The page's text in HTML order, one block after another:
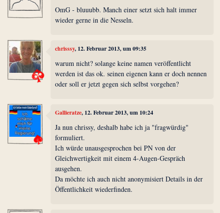
OmG - bluuubb. Manch einer setzt sich halt immer
wieder gerne in die Nesseln.
chrisssy, 12. Februar 2013, um 09:35
warum nicht? solange keine namen veröffentlicht
werden ist das ok. seinen eigenen kann er doch nennen
oder soll er jetzt gegen sich selbst vorgehen?
Gallieratze, 12. Februar 2013, um 10:24
Ja nun chrissy, deshalb habe ich ja "fragwürdig"
formuliert.
Ich würde unausgesprochen bei PN von der
Gleichwertigkeit mit einem 4-Augen-Gespräch
ausgehen.
Da möchte ich auch nicht anonymisiert Details in der
Öffentlichkeit wiederfinden.